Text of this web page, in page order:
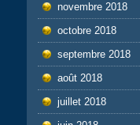
novembre 2018
octobre 2018
septembre 2018
août 2018
juillet 2018